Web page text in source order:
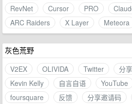
RevNet
Cursor PRO
ARC Raiders
X Layer Meteora
灰色荒野
V2EX OLIVIDA Twitter 分
Kevin Kelly
自言自语 YouTube
foursquare
反馈 分享邀请码